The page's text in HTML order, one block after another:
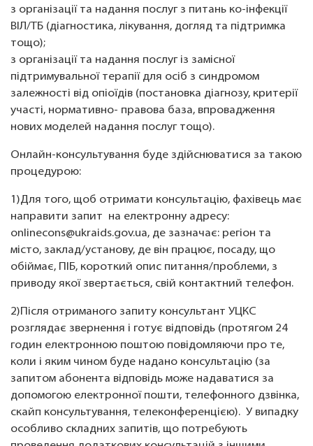
з організації та надання послуг з питань ко-інфекції
ВІЛ/ТБ (діагностика, лікування, догляд та підтримка
тощо);
з організації та надання послуг із замісної
підтримувальної терапії для осіб з синдромом
залежності від опіоїдів (постановка діагнозу, критерії
участі, нормативно- правова база, впровадження
нових моделей надання послуг тощо).
Онлайн-консультування буде здійснюватися за такою
процедурою:
1)Для того, щоб отримати консультацію, фахівець має
направити запит на електронну адресу:
onlinecons@ukraids.gov.ua, де зазначає: регіон та
місто, заклад/установу, де він працює, посаду, що
обіймає, ПІБ, короткий опис питання/проблеми, з
приводу якої звертається, свій контактний телефон.
2)Після отриманого запиту консультант УЦКС
розглядає звернення і готує відповідь (протягом 24
годин електронною поштою повідомляючи про те,
коли і яким чином буде надано консультацію (за
запитом абонента відповідь може надаватися за
допомогою електронної пошти, телефонного дзвінка,
скайп консультування, телеконференцією). У випадку
особливо складних запитів, що потребують